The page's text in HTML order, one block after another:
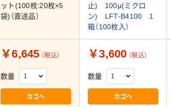
ット(100枚:20枚×5
袋)（直送品）
止) 100μ(ミクロ
ン) LFT-B4100 1
箱（100枚入）
￥6,645 （税込）
数量
カゴへ
￥3,600 （税込）
数量
カゴへ